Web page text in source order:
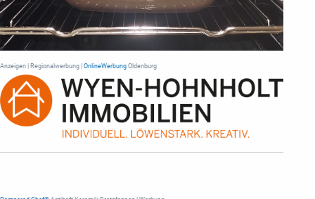
Anzeigen | Regionalwerbung | OnlineWerbung Oldenburg